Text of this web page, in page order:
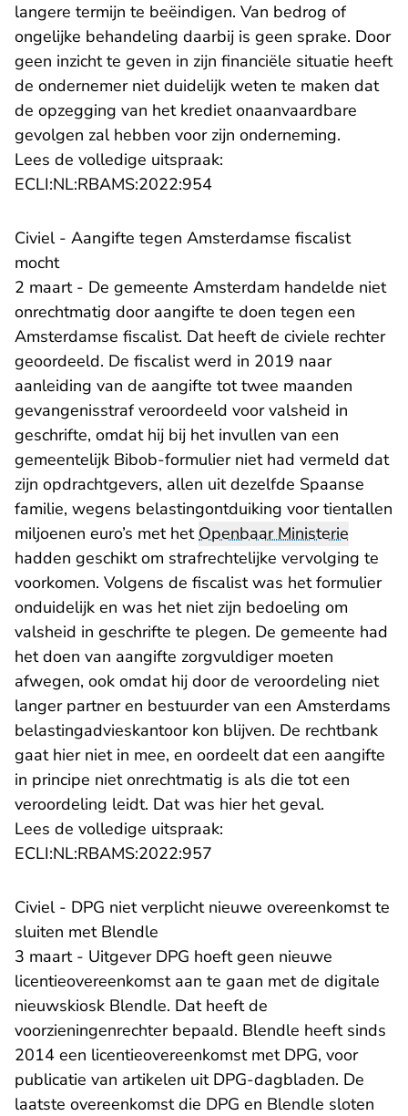
langere termijn te beëindigen. Van bedrog of
ongelijke behandeling daarbij is geen sprake. Door
geen inzicht te geven in zijn financiële situatie heeft
de ondernemer niet duidelijk weten te maken dat
de opzegging van het krediet onaanvaardbare
gevolgen zal hebben voor zijn onderneming.
Lees de volledige uitspraak:
ECLI:NL:RBAMS:2022:954- U verlaat Rechtspraak.nl
​Civiel - Aangifte tegen Amsterdamse fiscalist
mocht
2 maart - De gemeente Amsterdam handelde niet
onrechtmatig door aangifte te doen tegen een
Amsterdamse fiscalist. Dat heeft de civiele rechter
geoordeeld. De fiscalist werd in 2019 naar
aanleiding van de aangifte tot twee maanden
gevangenisstraf veroordeeld voor valsheid in
geschrifte, omdat hij bij het invullen van een
gemeentelijk Bibob-formulier niet had vermeld dat
zijn opdrachtgevers, allen uit dezelfde Spaanse
familie, wegens belastingontduiking voor tientallen
miljoenen euro’s met hetOpenbaar Ministerie
hadden geschikt om strafrechtelijke vervolging te
voorkomen. Volgens de fiscalist was het formulier
onduidelijk en was het niet zijn bedoeling om
valsheid in geschrifte te plegen. De gemeente had
het doen van aangifte zorgvuldiger moeten
afwegen, ook omdat hij door de veroordeling niet
langer partner en bestuurder van een Amsterdams
belastingadvieskantoor kon blijven. De rechtbank
gaat hier niet in mee, en oordeelt dat een aangifte
in principe niet onrechtmatig is als die tot een
veroordeling leidt. Dat was hier het geval.
Lees de volledige uitspraak:
ECLI:NL:RBAMS:2022:957
Civiel - DPG niet verplicht nieuwe overeenkomst te
sluiten met Blendle
3 maart - Uitgever DPG hoeft geen nieuwe
licentieovereenkomst aan te gaan met de digitale
nieuwskiosk Blendle. Dat heeft de
voorzieningenrechter bepaald. Blendle heeft sinds
2014 een licentieovereenkomst met DPG, voor
publicatie van artikelen uit DPG-dagbladen. De
laatste overeenkomst die DPG en Blendle sloten